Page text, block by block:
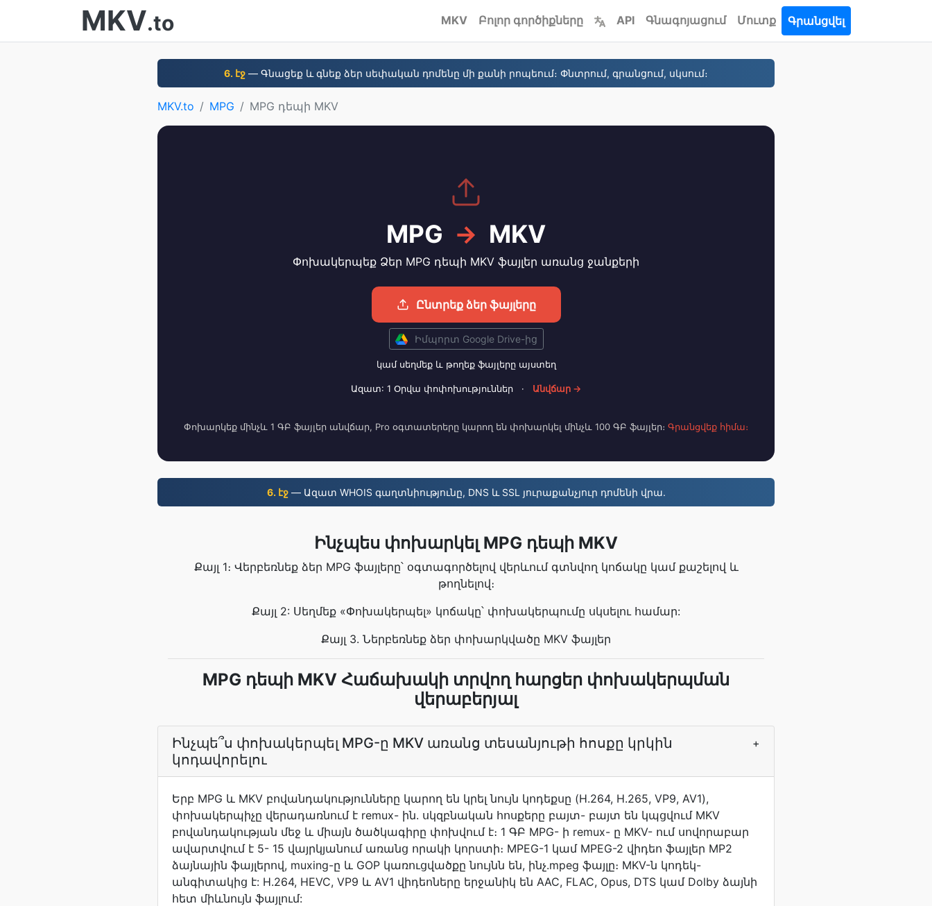
MKV.to MKV Բոլոր գործիքները API Գնագոյացում Մուտք Գրանցվել
6. էջ — Գնացեք և գնեք ձեր սեփական դոմենը մի քանի րոպեում։ Փնտրում, գրանցում, սկսում։
MKV.to MPG MPG դեպի MKV
MPG → MKV
Փոխակերպեք Ձեր MPG դեպի MKV ֆայլեր առանց ջանքերի
Ընտրեք ձեր ֆայլերը
Իմպորտ Google Drive-ից
կամ սեղմեք և թողեք ֆայլերը այստեղ
Ազատ: 1 Օրվա փոփոխություններ · Անվճար →
Փոխարկեք մինչև 1 ԳԲ ֆայլեր անվճար, Pro օգտատերերը կարող են փոխարկել մինչև 100 ԳԲ ֆայլեր։ Գրանցվեք հիմա։
6. էջ— Ազատ WHOIS գաղտնիությունը, DNS և SSL յուրաքանչյուր դոմենի վրա.
Ինչպես փոխարկել MPG դեպի MKV
Քայլ 1։ Վերբեռնեք ձեր MPG ֆայլերը՝ օգտագործելով վերևում գտնվող կոճակը կամ քաշելով և
թողնելով։
Քայլ 2: Սեղմեք «Փոխակերպել» կոճակը՝ փոխակերպումը սկսելու համար:
Քայլ 3. Ներբեռնեք ձեր փոխարկվածը MKV ֆայլեր
MPG դեպի MKV Հաճախակի տրվող հարցեր փոխակերպման
վերաբերյալ
Ինչպե՞ս փոխակերպել MPG-ը MKV առանց տեսանյութի հոսքը կրկին
կոդավորելու
+
Երբ MPG և MKV բովանդակությունները կարող են կրել նույն կոդեքսը (H.264, H.265, VP9, AV1),
փոխակերպիչը վերադառնում է remux- ին. սկզբնական հոսքերը բայտ- բայտ են կպցվում MKV
բովանդակության մեջ և միայն ծածկագիրը փոխվում է։ 1 ԳԲ MPG- ի remux- ը MKV- ում սովորաբար
ավարտվում է 5- 15 վայրկյանում առանց որակի կորստի։ MPEG-1 կամ MPEG-2 վիդեո ֆայլեր MP2
ձայնային ֆայլերով, muxing-ը և GOP կառուցվածքը նույնն են, ինչ.mpeg ֆայլը։ MKV-ն կոդեկ-
անգիտակից է: H.264, HEVC, VP9 և AV1 վիդեոները երջանիկ են AAC, FLAC, Opus, DTS կամ Dolby ձայնի
հետ միևնույն ֆայլում: